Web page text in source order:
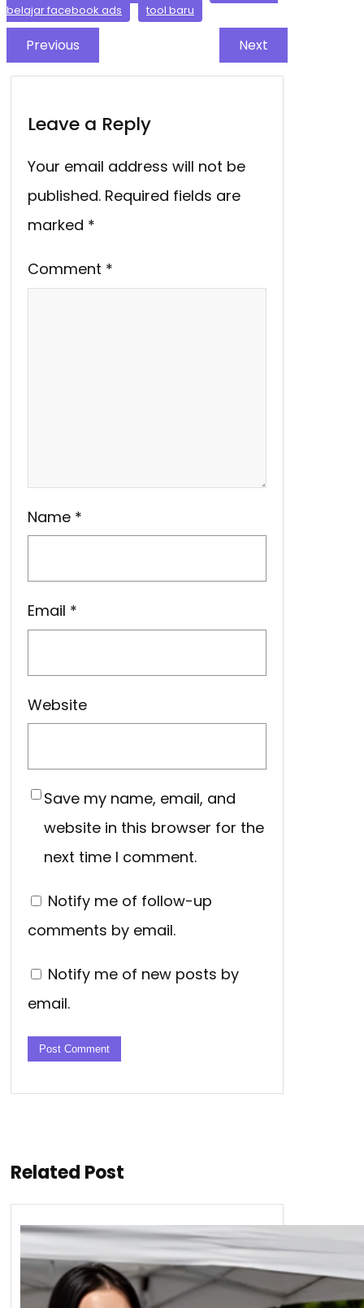
belajar facebook ads
tool baru
Previous Next
Leave a Reply
Your email address will not be
published. Required fields are
marked *
Comment *
Name *
Email *
Website
Save my name, email, and
website in this browser for the
next time I comment.
Notify me of follow-up
comments by email.
Notify me of new posts by
email.
Related Post